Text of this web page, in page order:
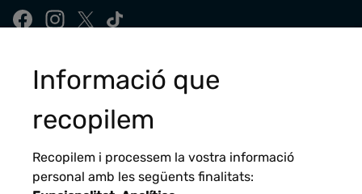
Informació que
recopilem
Recopilem i processem la vostra informació
personal amb les següents finalitats: